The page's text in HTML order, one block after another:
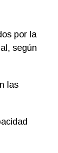
por la
según
las